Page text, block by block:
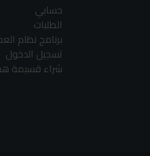
حسابي
الطلبات
برنامج نظام
تسجيل الدخول
شراء قسيمة